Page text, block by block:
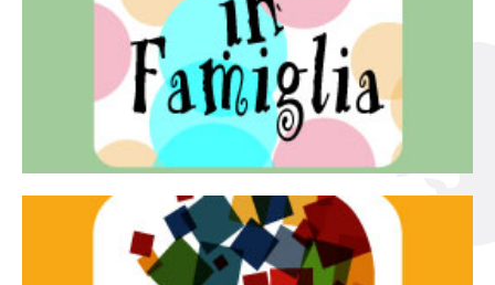
Teatro in famiglia
Teatro In Famiglia è una rassegna di teatro concepita
per far condividere e godere del teatro all’intera
famiglia.